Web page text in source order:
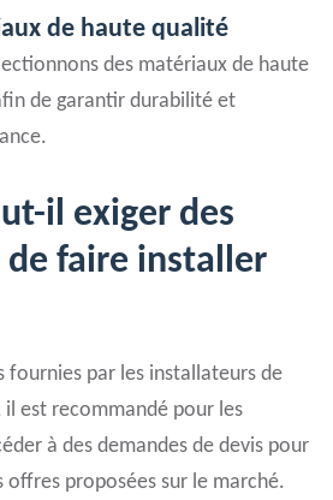
de haute qualité
des matériaux de haute
de garantir durabilité et
il exiger des
de faire installer
fournies par les installateurs de
est recommandé pour les
à des demandes de devis pour
offres proposées sur le marché.